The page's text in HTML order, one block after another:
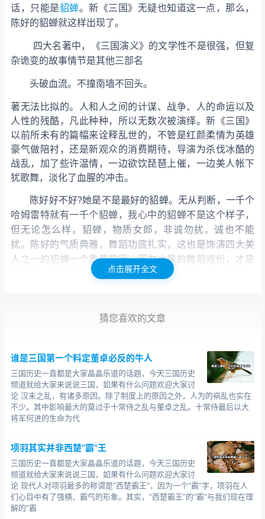
话，只能是貂蝉。新《三国》无疑也知道这一点，那么，
陈好的貂蝉就这样出现了。
四大名著中，《三国演义》的文学性不是很强，但复
杂诡变的故事情节是其他三部名
头破血流。不撞南墙不回头。
著无法比拟的。人和人之间的计谋、战争、人的命运以及
人性的残酷，凡此种种，所以无数次被演绎。新《三国》
以前所未有的篇幅来诠释乱世的，不管是红颜柔情为英雄
豪气做陪衬，还是新观众的消费期待，导演为杀伐冰酷的
战乱，加了些许温情，一边欲饮琵琶上催，一边美人帐下
犹歌舞，淡化了血腥的冲击。
陈好好不好?她是不是最好的貂蝉。无从判断，一千个
哈姆雷特就有一千个貂蝉，我心中的貂蝉不是这个样子，
但无论怎么样，貂蝉，物质女郎，非诚勿扰，诚也不能
扰。陈好的气质典雅，舞蹈功底扎实，这也是饰演四大美
人之一的貂蝉一个重要原因，因为大量的舞蹈戏份，才是
吸引董卓和吕布，成就王允的连环计，撑起了新《三国》
世界里，引人无限遐想，成功昭显出一个绝色女子的胆量
新《三国》对貂蝉的诠释，完全来自一个历史中女人
的感受，以己之心度古人之心，其心相知。她虽是历史的
牺牲品，可她给三足鼎立的历史局面创造了可能性，新
《三国》给了她有始有终的命运，算是一种变相的肯定
吧！导演让貂蝉以一个真正的有血有肉的女人形象出现，
失，无需过多指责。
正史没有提到貂蝉这个人，也没有貂蝉之死。貂蝉是
民间故事中的艺术形象，经过小说、戏曲的一再改写，多
数与、关羽有关，但堪称《三国》第一悲情女子。新《三
国》安排了一场白门楼霸王别姬的场景，让貂蝉亲眼所见
点击展开全文
猜您喜欢的文章
谁是三国第一个料定董卓必反的牛人
三国历史一直都是大家晶晶乐道的话题，今天三国历史
频道就给大家来说说三国，如果有什么问题欢迎大家讨
论 汉末之乱，有诸多原因。除了制度上的原因之外，人为的祸乱也实在
不少。其中影响最大的莫过于十常侍之乱与董卓之乱。十常侍最后以大
将军何进的生命为代
项羽其实并非西楚“霸”王
三国历史一直都是大家晶晶乐道的话题，今天三国历史
频道就给大家来说说三国，如果有什么问题欢迎大家讨
论 现代人对项羽最多的称谓是“西楚霸王”，因为一个“霸”字，项羽在人
们心目中有了强横、霸气的形象。其实，“西楚霸王”的“霸”与我们现在理
解的“霸